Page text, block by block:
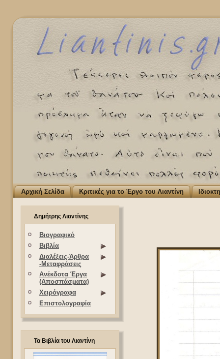
Αρχική Σελίδα Κριτικές για το Έργο του Λιαντίνη
Δημήτρης Λιαντίνης
Βιογραφικό
Βιβλία
Διαλέξεις-Άρθρα
-Μεταφράσεις
Ανέκδοτα Έργα
(Αποσπάσματα)
Χειρόγραφα
Επιστολογραφία
Τα Βιβλία του Λιαντίνη